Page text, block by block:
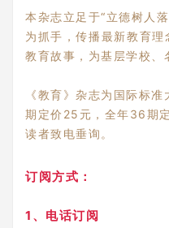
本杂志立足于“立德树人
为抓手，传播最新教育
教育故事，为基层学校
《教育》杂志为国际标
期定价25元，全年36期
读者致电垂询。
订阅方式：
1、电话订阅